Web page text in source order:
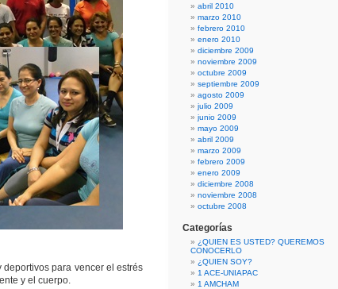
para vencer el estrés
y el cuerpo.
abril 2010
marzo 2010
febrero 2010
enero 2010
diciembre 2009
noviembre 2009
octubre 2009
septiembre 2009
agosto 2009
julio 2009
junio 2009
mayo 2009
abril 2009
marzo 2009
febrero 2009
enero 2009
diciembre 2008
noviembre 2008
octubre 2008
Categorías
¿QUIEN ES USTED? QUEREMOS
CONOCERLO
¿QUIEN SOY?
1 ACE-UNIAPAC
1 AMCHAM